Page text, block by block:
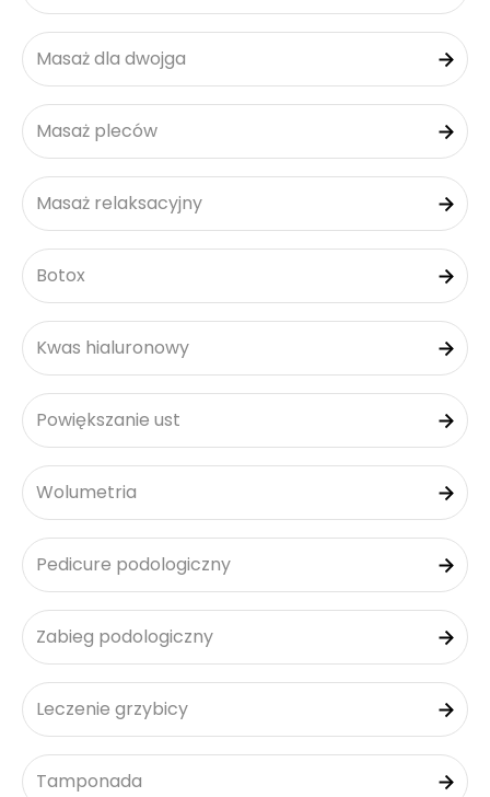
Masaż dla dwojga
Masaż pleców
Masaż relaksacyjny
Botox
Kwas hialuronowy
Powiększanie ust
Wolumetria
Pedicure podologiczny
Zabieg podologiczny
Leczenie grzybicy
Tamponada